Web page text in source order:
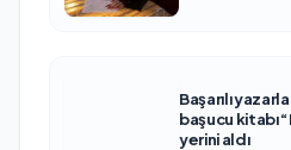
Başarılı
başucu kitabı
yerini aldı